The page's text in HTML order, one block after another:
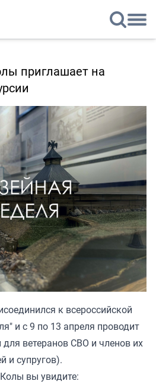
приглашает на
к всероссийской
и с 9 по 13 апреля проводит
ветеранов СВО и членов их
и супругов).
вы увидите: